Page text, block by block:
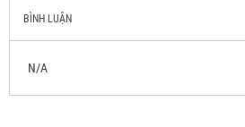
BÌNH LUẬN
N/A